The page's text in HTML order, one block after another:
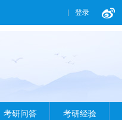
登录
考研问答 考研经验